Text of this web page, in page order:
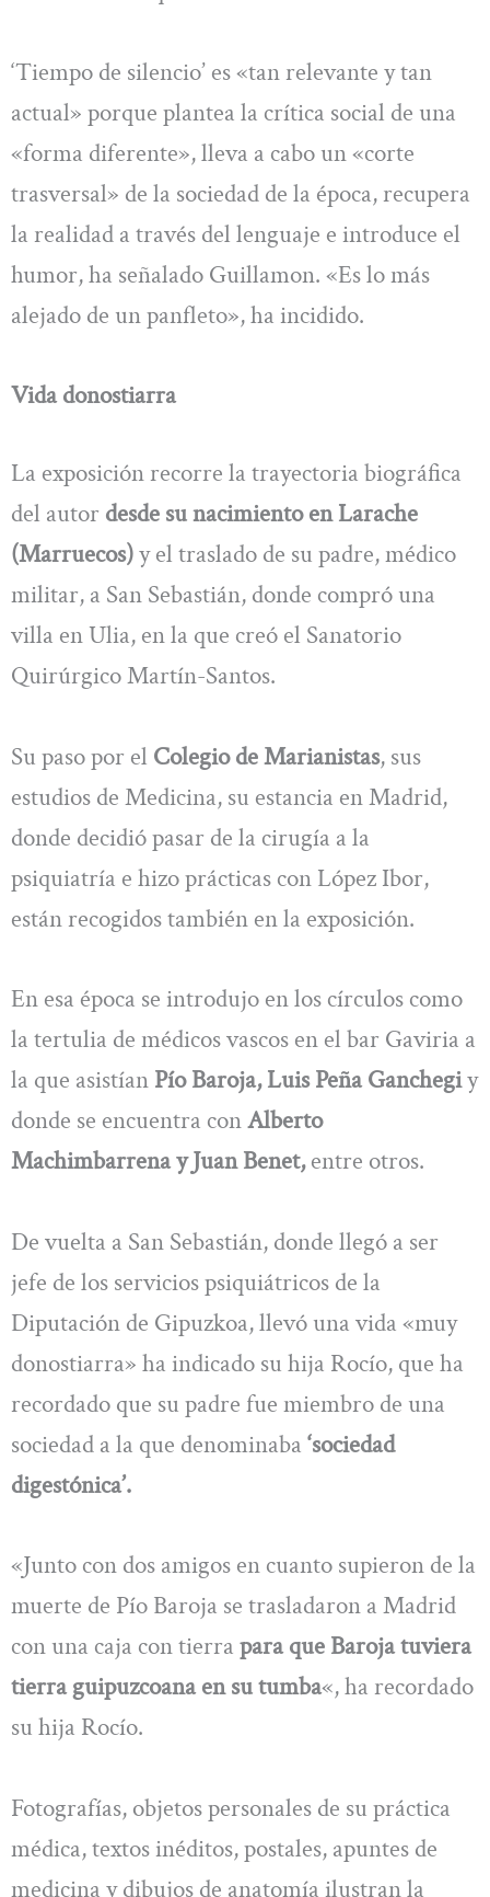
‘Tiempo de silencio’ es «tan relevante y tan
actual» porque plantea la crítica social de una
«forma diferente», lleva a cabo un «corte
trasversal» de la sociedad de la época, recupera
la realidad a través del lenguaje e introduce el
humor, ha señalado Guillamon. «Es lo más
alejado de un panfleto», ha incidido.
Vida donostiarra
La exposición recorre la trayectoria biográfica
del autor desde su nacimiento en Larache
(Marruecos)y el traslado de su padre, médico
militar, a San Sebastián, donde compró una
villa en Ulia, en la que creó el Sanatorio
Quirúrgico Martín-Santos.
Su paso por el Colegio de Marianistas, sus
estudios de Medicina, su estancia en Madrid,
donde decidió pasar de la cirugía a la
psiquiatría e hizo prácticas con López Ibor,
están recogidos también en la exposición.
En esa época se introdujo en los círculos como
la tertulia de médicos vascos en el bar Gaviria a
la que asistían Pío Baroja, Luis Peña Ganchegiy
donde se encuentra conAlberto
Machimbarrena y Juan Benet,entre otros.
De vuelta a San Sebastián, donde llegó a ser
jefe de los servicios psiquiátricos de la
Diputación de Gipuzkoa, llevó una vida «muy
donostiarra» ha indicado su hija Rocío, que ha
recordado que su padre fue miembro de una
sociedad a la que denominaba ‘sociedad
digestónica’.
«Junto con dos amigos en cuanto supieron de la
muerte de Pío Baroja se trasladaron a Madrid
con una caja con tierra para que Baroja tuviera
tierra guipuzcoana en su tumba«, ha recordado
su hija Rocío.
Fotografías, objetos personales de su práctica
médica, textos inéditos, postales, apuntes de
medicina y dibujos de anatomía ilustran la